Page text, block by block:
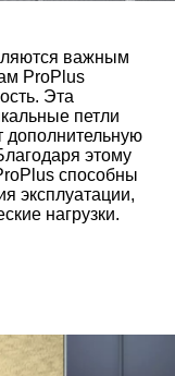
важным
ProPlus
Эта
петли
дополнительную
этому
способны
эксплуатации,
нагрузки.